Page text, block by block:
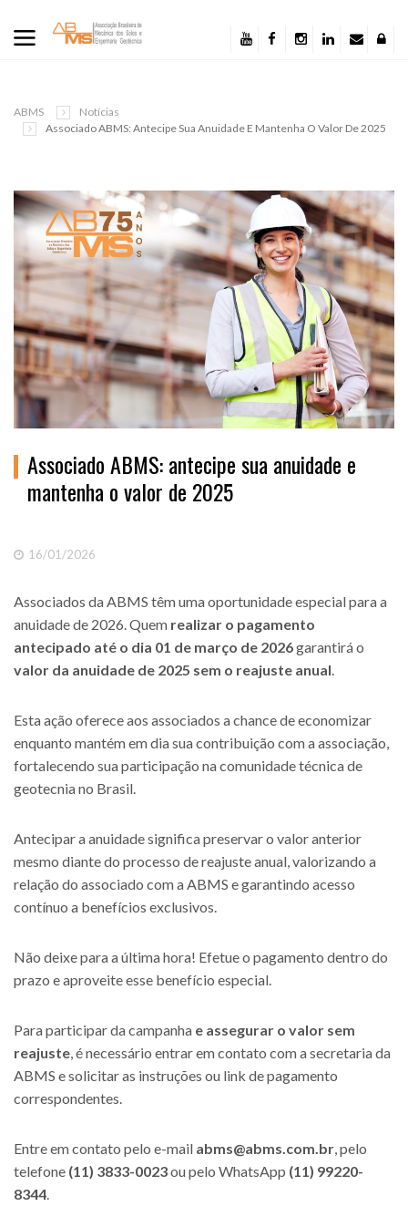
ABMS
Notícias
Associado ABMS: Antecipe Sua Anuidade E Mantenha O Valor De 2025
Associado ABMS: antecipe sua anuidade e
mantenha o valor de 2025
16/01/2026
Associados da ABMS têm uma oportunidade especial para a
anuidade de 2026. Quem realizar o pagamento
antecipado até o dia 01 de março de 2026garantirá o
valor da anuidade de 2025 sem o reajuste anual
Esta ação oferece aos associados a chance de economizar
enquanto mantém em dia sua contribuição com a associação,
fortalecendo sua participação na comunidade técnica de
geotecnia no Brasil.
Antecipar a anuidade significa preservar o valor anterior
mesmo diante do processo de reajuste anual, valorizando a
relação do associado com a ABMS e garantindo acesso
contínuo a benefícios exclusivos.
Não deixe para a última hora! Efetue o pagamento dentro do
prazo e aproveite esse benefício especial.
Para participar da campanha e assegurar o valor sem
reajuste , é necessário entrar em contato com a secretaria da
ABMS e solicitar as instruções ou link de pagamento
correspondentes.
Entre em contato pelo e-mail abms@abms.com.br , pelo
telefone (11) 3833-0023ou pelo WhatsApp (11) 99220-
8344